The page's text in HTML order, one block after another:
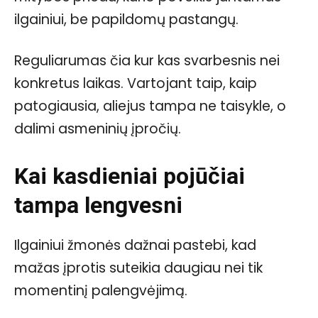
ilgainiui, be papildomų pastangų.
Reguliarumas čia kur kas svarbesnis nei
konkretus laikas. Vartojant taip, kaip
patogiausia, aliejus tampa ne taisykle, o
dalimi asmeninių įpročių.
Kai kasdieniai pojūčiai
tampa lengvesni
Ilgainiui žmonės dažnai pastebi, kad
mažas įprotis suteikia daugiau nei tik
momentinį palengvėjimą.